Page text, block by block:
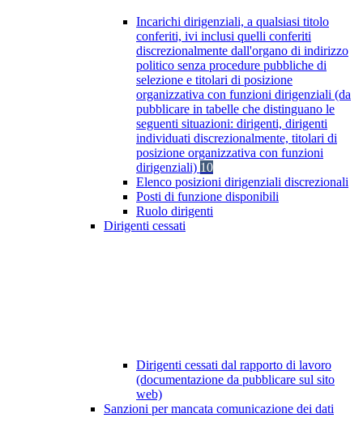
Incarichi dirigenziali, a qualsiasi titolo
conferiti, ivi inclusi quelli conferiti
discrezionalmente dall'organo di indirizzo
politico senza procedure pubbliche di
selezione e titolari di posizione
organizzativa con funzioni dirigenziali (da
pubblicare in tabelle che distinguano le
seguenti situazioni: dirigenti, dirigenti
individuati discrezionalmente, titolari di
posizione organizzativa con funzioni
dirigenziali) 10
Elenco posizioni dirigenziali discrezionali
Posti di funzione disponibili
Ruolo dirigenti
Dirigenti cessati
Dirigenti cessati dal rapporto di lavoro
(documentazione da pubblicare sul sito
web)
Sanzioni per mancata comunicazione dei dati